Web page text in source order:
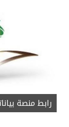
رابط منصة